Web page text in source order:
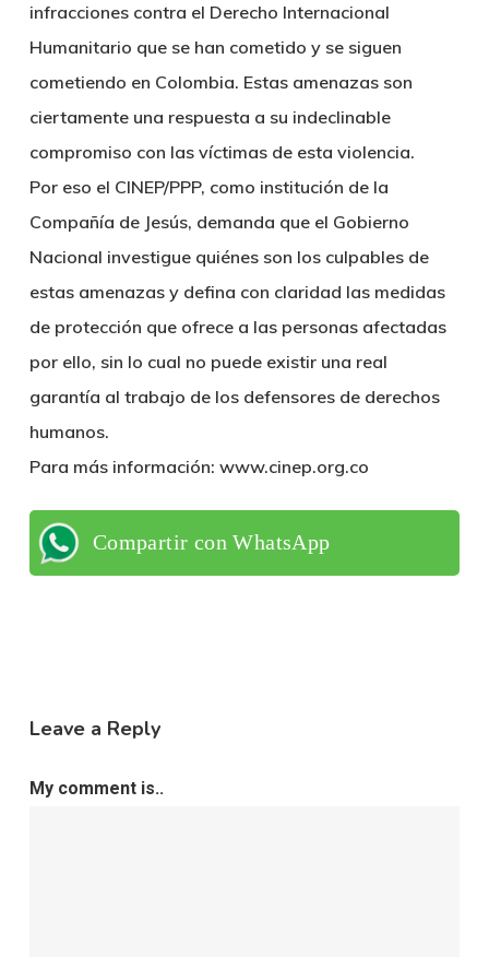
infracciones contra el Derecho Internacional
Humanitario que se han cometido y se siguen
cometiendo en Colombia. Estas amenazas son
ciertamente una respuesta a su indeclinable
compromiso con las víctimas de esta violencia.
Por eso el CINEP/PPP, como institución de la
Compañía de Jesús, demanda que el Gobierno
Nacional investigue quiénes son los culpables de
estas amenazas y defina con claridad las medidas
de protección que ofrece a las personas afectadas
por ello, sin lo cual no puede existir una real
garantía al trabajo de los defensores de derechos
humanos.
Para más información: www.cinep.org.co
Compartir con WhatsApp
Leave a Reply
My comment is..